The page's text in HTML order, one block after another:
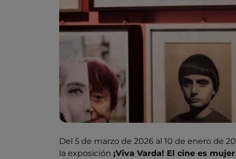
Del 5 de marzo de 2026 al 10 de enero de
la exposición ¡Viva Varda! El cine es mujer.